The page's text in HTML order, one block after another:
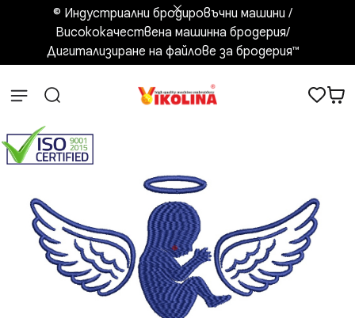
© Индустриални бродировъчни машини /
Висококачествена машинна бродерия/
Дигитализиране на файлове за бродерия™️